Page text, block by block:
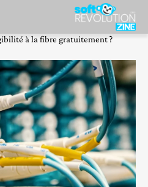
à la fibre gratuitement ?